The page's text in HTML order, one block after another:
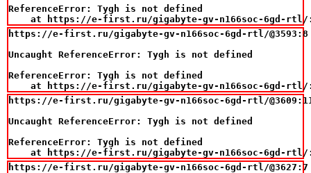
ReferenceError: Tygh is not defined
at https://e-first.ru/gigabyte-gv-n166soc-6gd-rtl/
https://e-first.ru/gigabyte-gv-n166soc-6gd-rtl/@3593:8
Uncaught ReferenceError: Tygh is not defined
ReferenceError: Tygh is not defined
at https://e-first.ru/gigabyte-gv-n166soc-6gd-rtl/
https://e-first.ru/gigabyte-gv-n166soc-6gd-rtl/
Uncaught ReferenceError: Tygh is not defined
ReferenceError: Tygh is not defined
at https://e-first.ru/gigabyte-gv-n166soc-6gd-rtl/
https://e-first.ru/gigabyte-gv-n166soc-6gd-rtl/@3627:7